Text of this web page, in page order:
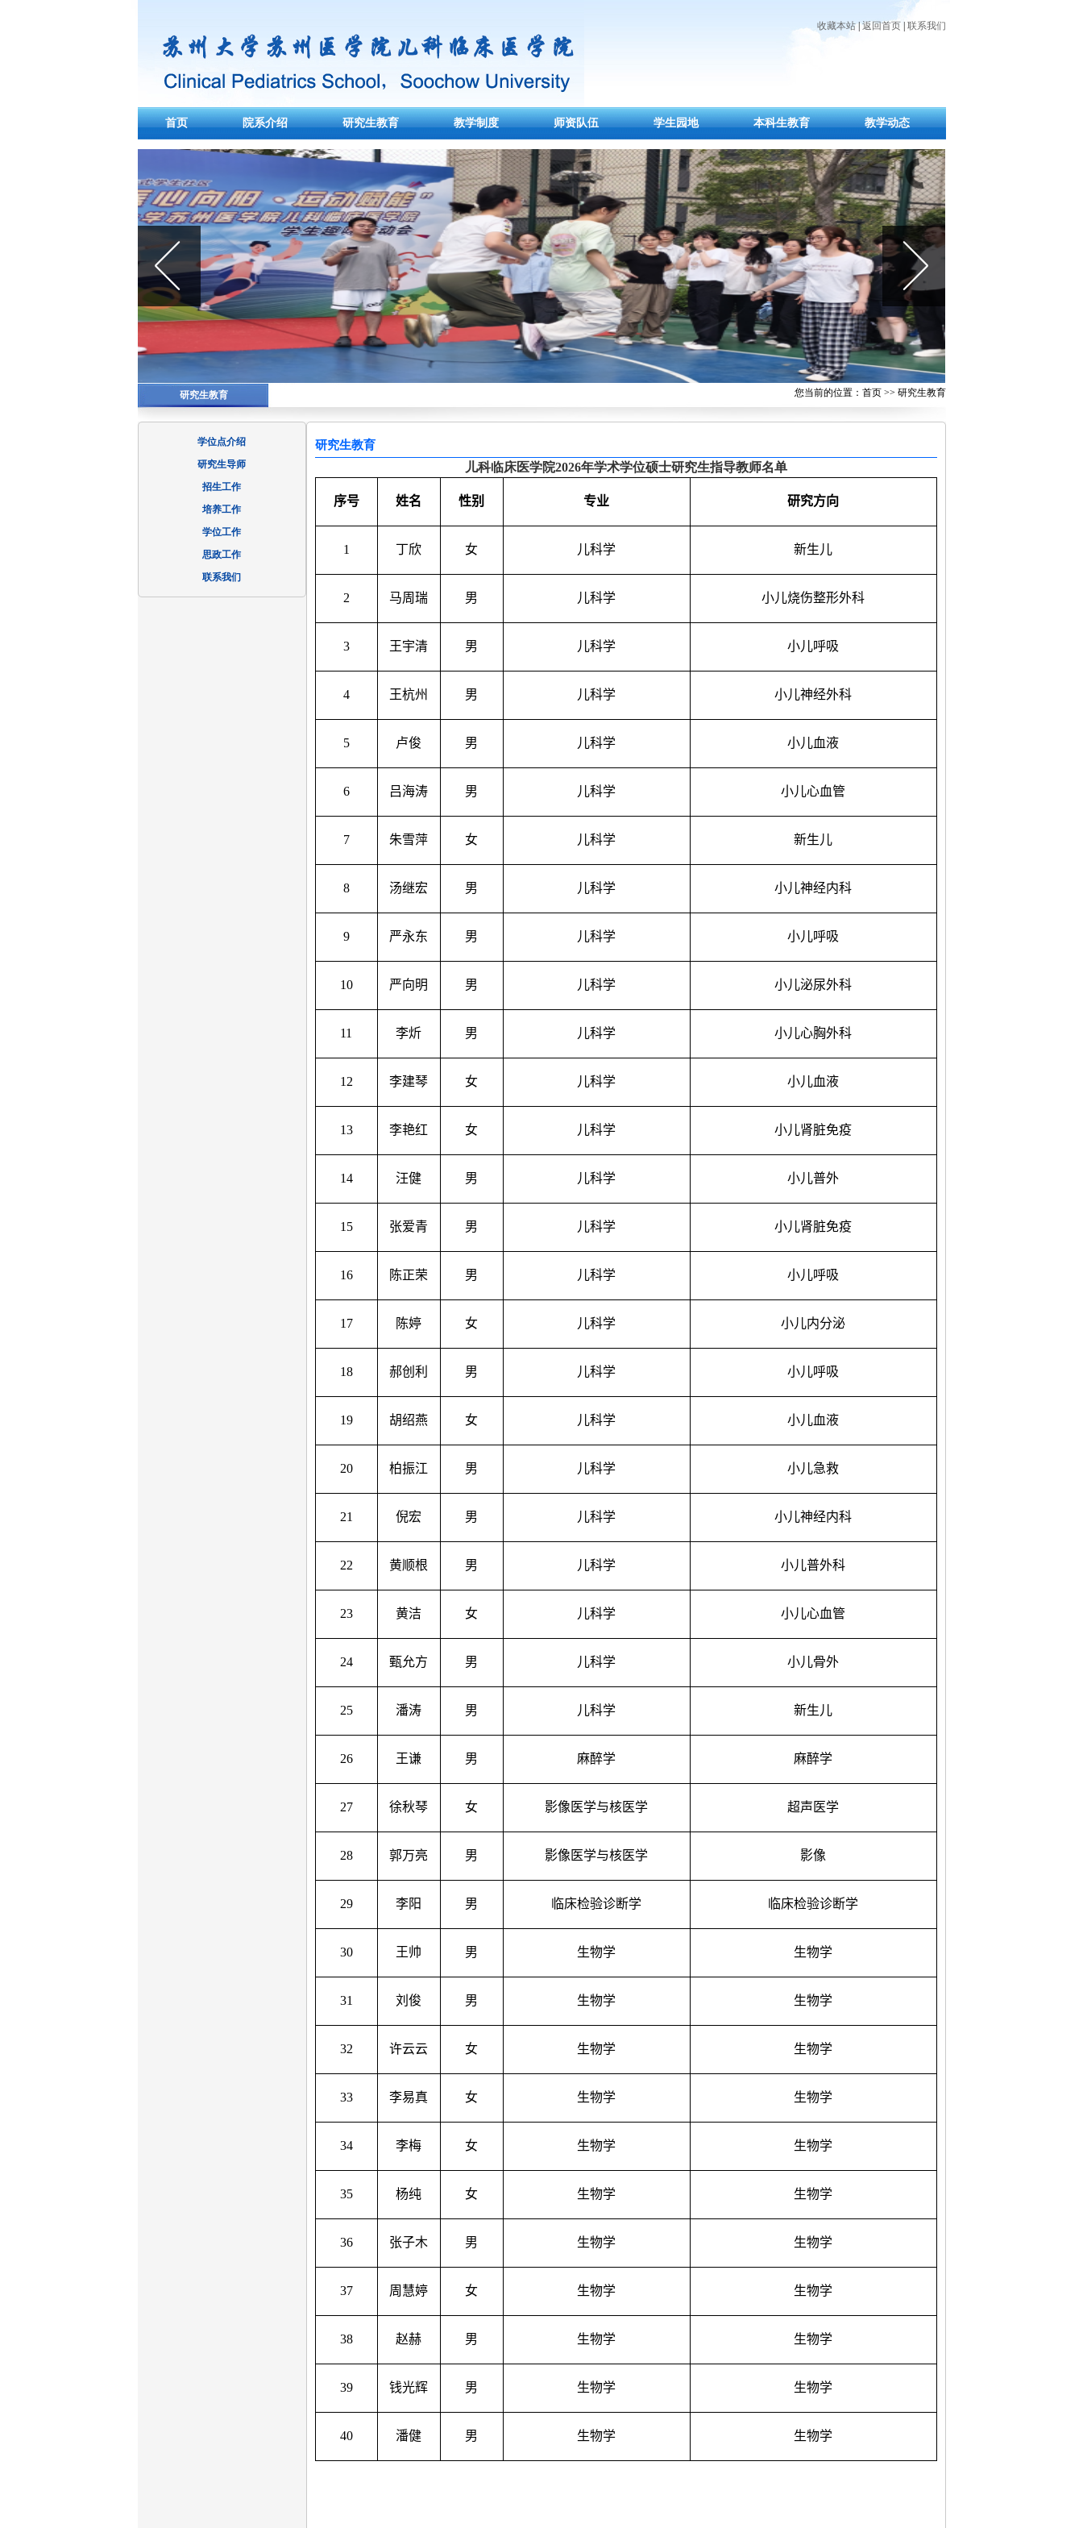
收藏本站|返回首页| 联系我们
首页 院系介绍 研究生教育 教学制度 师资队伍 学生园地 本科生教育 教学动态
研究生教育 您当前的位置： 首页 >> 研究生教育
学位点介绍
研究生导师
招生工作
培养工作
学位工作
思政工作
联系我们
研究生教育
儿科临床医学院2026年学术学位硕士研究生指导教师名单
序号 姓名 性别 专业 研究方向
1 丁欣 女 儿科学 新生儿
2 马周瑞 男 儿科学 小儿烧伤整形外科
3 王宇清 男 儿科学 小儿呼吸
4 王杭州 男 儿科学 小儿神经外科
5 卢俊 男 儿科学 小儿血液
6 吕海涛 男 儿科学 小儿心血管
7 朱雪萍 女 儿科学 新生儿
8 汤继宏 男 儿科学 小儿神经内科
9 严永东 男 儿科学 小儿呼吸
10 严向明 男 儿科学 小儿泌尿外科
11 李炘 男 儿科学 小儿心胸外科
12 李建琴 女 儿科学 小儿血液
13 李艳红 女 儿科学 小儿肾脏免疫
14 汪健 男 儿科学 小儿普外
15 张爱青 男 儿科学 小儿肾脏免疫
16 陈正荣 男 儿科学 小儿呼吸
17 陈婷 女 儿科学 小儿内分泌
18 郝创利 男 儿科学 小儿呼吸
19 胡绍燕 女 儿科学 小儿血液
20 柏振江 男 儿科学 小儿急救
21 倪宏 男 儿科学 小儿神经内科
22 黄顺根 男 儿科学 小儿普外科
23 黄洁 女 儿科学 小儿心血管
24 甄允方 男 儿科学 小儿骨外
25 潘涛 男 儿科学 新生儿
26 王谦 男 麻醉学 麻醉学
27 徐秋琴 女 影像医学与核医学 超声医学
28 郭万亮 男 影像医学与核医学 影像
29 李阳 男 临床检验诊断学 临床检验诊断学
30 王帅 男 生物学 生物学
31 刘俊 男 生物学 生物学
32 许云云 女 生物学 生物学
33 李易真 女 生物学 生物学
34 李梅 女 生物学 生物学
35 杨纯 女 生物学 生物学
36 张子木 男 生物学 生物学
37 周慧婷 女 生物学 生物学
38 赵赫 男 生物学 生物学
39 钱光辉 男 生物学 生物学
40 潘健 男 生物学 生物学